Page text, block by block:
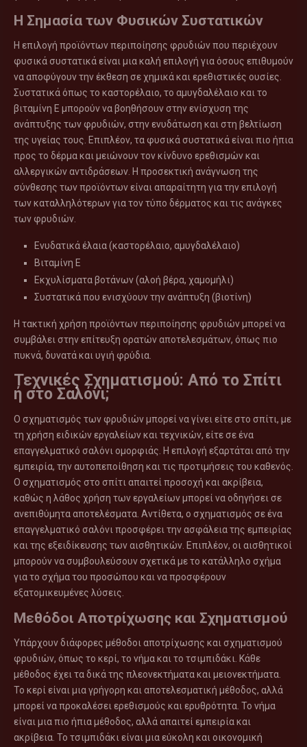
Η Σημασία των Φυσικών Συστατικών
Η επιλογή προϊόντων περιποίησης φρυδιών που περιέχουν
φυσικά συστατικά είναι μια καλή επιλογή για όσους επιθυμούν
να αποφύγουν την έκθεση σε χημικά και ερεθιστικές ουσίες.
Συστατικά όπως το καστορέλαιο, το αμυγδαλέλαιο και το
βιταμίνη Ε μπορούν να βοηθήσουν στην ενίσχυση της
ανάπτυξης των φρυδιών, στην ενυδάτωση και στη βελτίωση
της υγείας τους. Επιπλέον, τα φυσικά συστατικά είναι πιο ήπια
προς το δέρμα και μειώνουν τον κίνδυνο ερεθισμών και
αλλεργικών αντιδράσεων. Η προσεκτική ανάγνωση της
σύνθεσης των προϊόντων είναι απαραίτητη για την επιλογή
των καταλληλότερων για τον τύπο δέρματος και τις ανάγκες
των φρυδιών.
Ενυδατικά έλαια (καστορέλαιο, αμυγδαλέλαιο)
Βιταμίνη Ε
Εκχυλίσματα βοτάνων (αλοή βέρα, χαμομήλι)
Συστατικά που ενισχύουν την ανάπτυξη (βιοτίνη)
Η τακτική χρήση προϊόντων περιποίησης φρυδιών μπορεί να
συμβάλει στην επίτευξη ορατών αποτελεσμάτων, όπως πιο
πυκνά, δυνατά και υγιή φρύδια.
Τεχνικές Σχηματισμού: Από το Σπίτι
ή στο Σαλόνι;
Ο σχηματισμός των φρυδιών μπορεί να γίνει είτε στο σπίτι, με
τη χρήση ειδικών εργαλείων και τεχνικών, είτε σε ένα
επαγγελματικό σαλόνι ομορφιάς. Η επιλογή εξαρτάται από την
εμπειρία, την αυτοπεποίθηση και τις προτιμήσεις του καθενός.
Ο σχηματισμός στο σπίτι απαιτεί προσοχή και ακρίβεια,
καθώς η λάθος χρήση των εργαλείων μπορεί να οδηγήσει σε
ανεπιθύμητα αποτελέσματα. Αντίθετα, ο σχηματισμός σε ένα
επαγγελματικό σαλόνι προσφέρει την ασφάλεια της εμπειρίας
και της εξειδίκευσης των αισθητικών. Επιπλέον, οι αισθητικοί
μπορούν να συμβουλεύσουν σχετικά με το κατάλληλο σχήμα
για το σχήμα του προσώπου και να προσφέρουν
εξατομικευμένες λύσεις.
Μεθόδοι Αποτρίχωσης και Σχηματισμού
Υπάρχουν διάφορες μέθοδοι αποτρίχωσης και σχηματισμού
φρυδιών, όπως το κερί, το νήμα και το τσιμπιδάκι. Κάθε
μέθοδος έχει τα δικά της πλεονεκτήματα και μειονεκτήματα.
Το κερί είναι μια γρήγορη και αποτελεσματική μέθοδος, αλλά
μπορεί να προκαλέσει ερεθισμούς και ερυθρότητα. Το νήμα
είναι μια πιο ήπια μέθοδος, αλλά απαιτεί εμπειρία και
ακρίβεια. Το τσιμπιδάκι είναι μια εύκολη και οικονομική